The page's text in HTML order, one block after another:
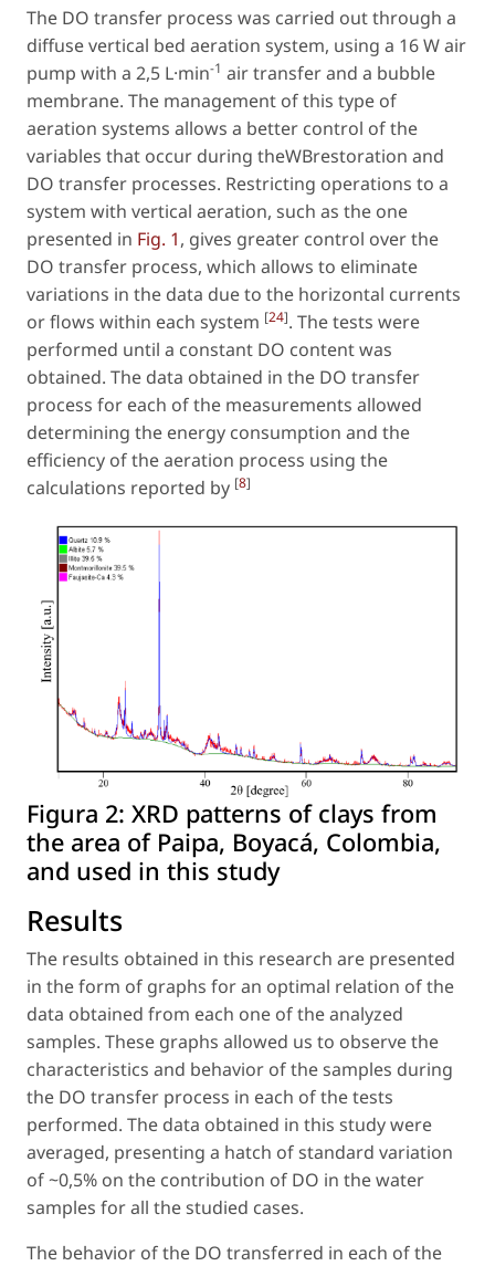
The DO transfer process was carried out through a
diffuse vertical bed aeration system, using a 16 W air
pump with a 2,5 L·min-1 air transfer and a bubble
membrane. The management of this type of
aeration systems allows a better control of the
variables that occur during theWBrestoration and
DO transfer processes. Restricting operations to a
system with vertical aeration, such as the one
presented in Fig. 1, gives greater control over the
DO transfer process, which allows to eliminate
variations in the data due to the horizontal currents
or flows within each system [24]. The tests were
performed until a constant DO content was
obtained. The data obtained in the DO transfer
process for each of the measurements allowed
determining the energy consumption and the
efficiency of the aeration process using the
calculations reported by [8]
Figura 2: XRD patterns of clays from
the area of Paipa, Boyacá, Colombia,
and used in this study
Results
The results obtained in this research are presented
in the form of graphs for an optimal relation of the
data obtained from each one of the analyzed
samples. These graphs allowed us to observe the
characteristics and behavior of the samples during
the DO transfer process in each of the tests
performed. The data obtained in this study were
averaged, presenting a hatch of standard variation
of ~0,5% on the contribution of DO in the water
samples for all the studied cases.
The behavior of the DO transferred in each of the